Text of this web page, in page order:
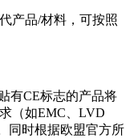
产品/材料，可按照
有CE标志的产品将
（如EMC、LVD
同时根据欧盟官方所